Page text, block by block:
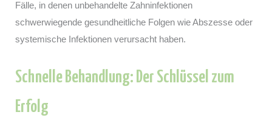
Fälle, in denen unbehandelte Zahninfektionen
schwerwiegende gesundheitliche Folgen wie Abszesse oder
systemische Infektionen verursacht haben.
Schnelle Behandlung: Der Schlüssel zum
Erfolg